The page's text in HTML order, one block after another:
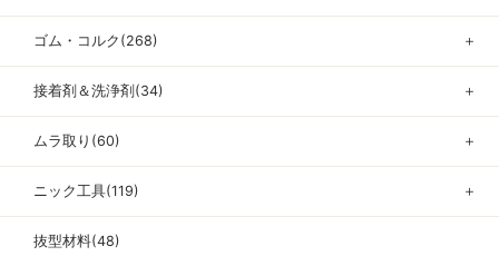
ゴム・コルク(268) ＋
接着剤＆洗浄剤(34) ＋
ムラ取り(60) ＋
ニック工具(119) ＋
抜型材料(48)